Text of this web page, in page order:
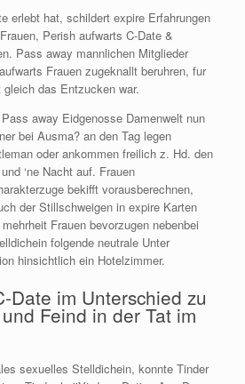
erlebt hat, schildert expire Erfahrungen
Perish aufwarts C-Date &
Pass away mannlichen Mitglieder
Frauen zugeknallt beruhren, fur
das Entzucken war.
away Eidgenosse Damenwelt nun
bei Ausma? an den Tag legen
oder ankommen freilich z. Hd. den
‘ne Nacht auf. Frauen
bekifft vorausberechnen,
der Stillschweigen in expire Karten
Frauen bevorzugen nebenbei
folgende neutrale Unter
hinsichtlich ein Hotelzimmer.
Date im Unterschied zu
Feind in der Tat im
sexuelles Stelldichein, konnte Tinder